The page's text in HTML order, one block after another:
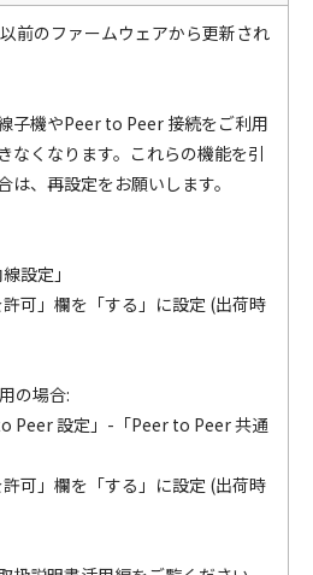
前のファームウェアから更新され
子機やPeer to Peer 接続をご利用
なくなります。これらの機能を引
は、再設定をお願いします。
設定」
可」欄を「する」に設定 (出荷時
の場合:
Peer 設定」-「Peer to Peer 共通
可」欄を「する」に設定 (出荷時